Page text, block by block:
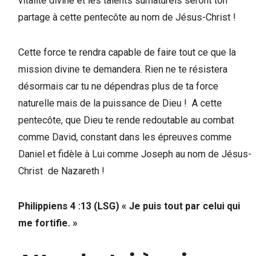
partage à cette pentecôte au nom de Jésus-Christ !
Cette force te rendra capable de faire tout ce que la
mission divine te demandera. Rien ne te résistera
désormais car tu ne dépendras plus de ta force
naturelle mais de la puissance de Dieu ! A cette
pentecôte, que Dieu te rende redoutable au combat
comme David, constant dans les épreuves comme
Daniel et fidèle à Lui comme Joseph au nom de Jésus-
Christ de Nazareth !
Philippiens 4 :13 (LSG) « Je puis tout par celui qui
me fortifie. »